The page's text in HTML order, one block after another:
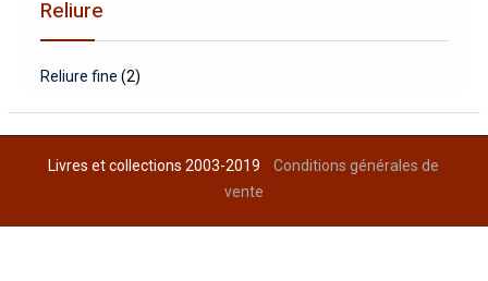
Reliure
Reliure fine (2)
Livres et collections 2003-2019Conditions générales de
vente